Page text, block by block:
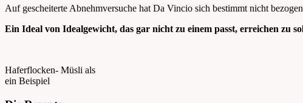
Auf gescheiterte Abnehmversuche hat Da Vincio sich bestimmt nicht
Ein Ideal von Idealgewicht, das gar nicht zu einem passt, erreichen zu
Haferflocken- Müsli als
ein Beispiel